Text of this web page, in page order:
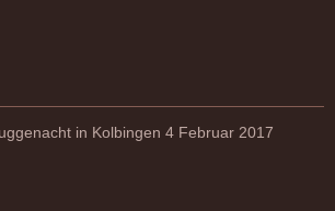
in Kolbingen 4 Februar 2017